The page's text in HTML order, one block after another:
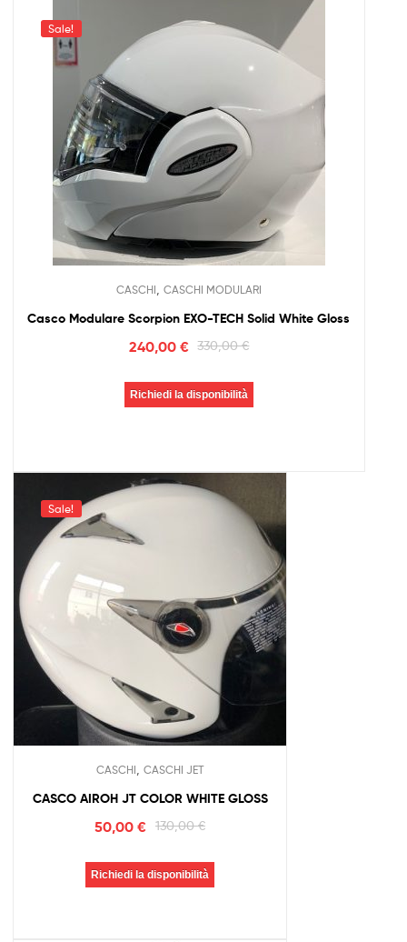
Sale!
CASCHI, CASCHI MODULARI
Casco Modulare Scorpion EXO-TECH Solid White Gloss
330,00€
240,00 €
Richiedi la disponibilità
Sale!
CASCHI, CASCHI JET
CASCO AIROH JT COLOR WHITE GLOSS
130,00€
50,00€
Richiedi la disponibilità